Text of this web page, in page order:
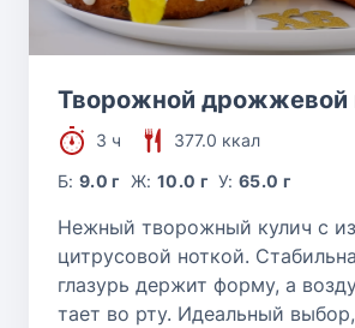
Творожной дрожжевой
3 ч
377.0 ккал
Б:9.0 г Ж: 10.0 г У:65.0 г
Нежный творожный кулич с
цитрусовой ноткой.
глазурь держит форму, а
тает во рту. Идеальный